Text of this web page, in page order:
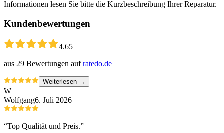
Informationen lesen Sie bitte die Kurzbeschreibung Ihrer Reparatur.
Kundenbewertungen
4.65
aus 29 Bewertungen auf ratedo.de
Weiterlesen →
W
Wolfgang6. Juli 2026
“Top Qualität und Preis.”